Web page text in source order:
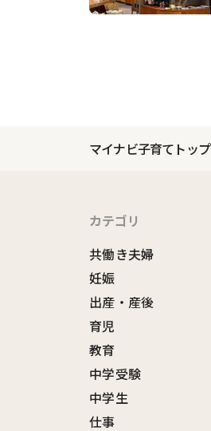
マイナビ子育てトップ
カテゴリ
共働き夫婦
妊娠
出産・産後
育児
教育
中学受験
中学生
仕事